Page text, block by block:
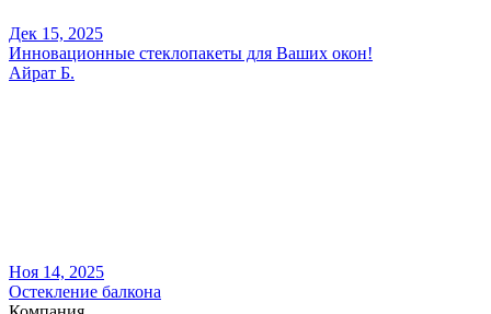
Дек 15, 2025
Инновационные стеклопакеты для Ваших окон!
Айрат Б.
Ноя 14, 2025
Остекление балкона